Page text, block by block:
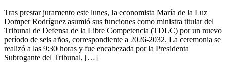
Tras prestar juramento este lunes, la economista María de la Luz
Domper Rodríguez asumió sus funciones como ministra titular del
Tribunal de Defensa de la Libre Competencia (TDLC) por un nuevo
período de seis años, correspondiente a 2026-2032. La ceremonia se
realizó a las 9:30 horas y fue encabezada por la Presidenta
Subrogante del Tribunal, […]